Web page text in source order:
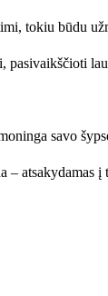
tokiu būdu
savo
atsakydamas į